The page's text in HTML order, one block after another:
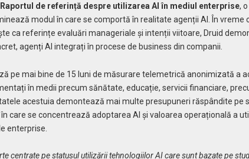
Raportul de referință despre utilizarea AI în mediul enterprise,
modul în care se comportă în realitate agenții AI. În vreme
ca referințe evaluări manageriale și intenții viitoare, Druid
agenți AI integrați în procese de business din companii.
pe mai bine de 15 luni de măsurare telemetrică anonimizată a
în medii precum sănătate, educație, servicii financiare,
acestuia demontează mai multe presupuneri răspândite pe
care se concentrează adoptarea AI și valoarea operațională a
enterprise.
centrate pe statusul utilizării tehnologiilor AI care sunt bazate pe